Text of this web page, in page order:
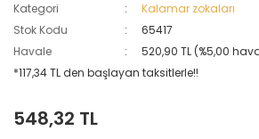
Kategori
Kalamar zokaları
Stok Kodu
65417
Havale
520,90 TL (%5,00
*117,34 TL den başlayan taksitlerle!!
548,32 TL